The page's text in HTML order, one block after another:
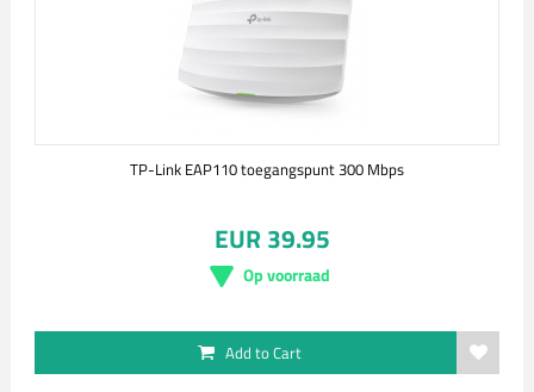
TP-Link EAP110 toegangspunt 300 Mbps
EUR 39.95
Op voorraad
Add to Cart